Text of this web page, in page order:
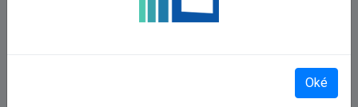
EvolineWinkel operationeel
Oké